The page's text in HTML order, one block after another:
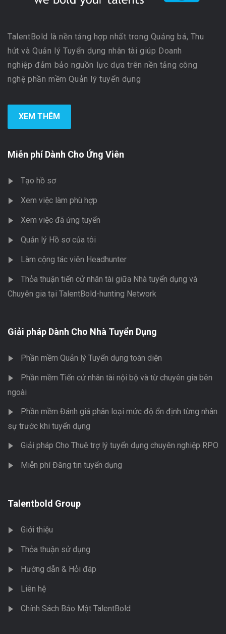
TalentBold là nền tảng hợp nhất trong Quảng bá, Thu
hút và Quản lý Tuyển dụng nhân tài giúp Doanh
nghiệp đảm bảo nguồn lực dựa trên nền tảng công
nghệ phần mềm Quản lý tuyển dụng
XEM THÊM
Miễn phí Dành Cho Ứng Viên
Tạo hồ sơ
Xem việc làm phù hợp
Xem việc đã ứng tuyển
Quản lý Hồ sơ của tôi
Làm cộng tác viên Headhunter
Thỏa thuận tiến cử nhân tài giữa Nhà tuyển dụng và
Chuyên gia tại TalentBold-hunting Network
Giải pháp Dành Cho Nhà Tuyển Dụng
Phần mềm Quản lý Tuyển dụng toàn diện
Phần mềm Tiến cử nhân tài nội bộ và từ chuyên gia bên
ngoài
Phần mềm Đánh giá phân loại mức độ ổn định từng nhân
sự trước khi tuyển dụng
Giải pháp Cho Thuê trợ lý tuyển dụng chuyên nghiệp RPO
Miễn phí Đăng tin tuyển dụng
Talentbold Group
Giới thiệu
Thỏa thuận sử dụng
Hướng dẫn & Hỏi đáp
Liên hệ
Chính Sách Bảo Mật TalentBold